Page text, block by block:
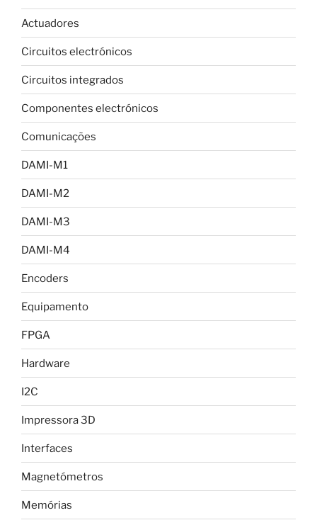
Actuadores
Circuitos electrónicos
Circuitos integrados
Componentes electrónicos
Comunicações
DAMI-M1
DAMI-M2
DAMI-M3
DAMI-M4
Encoders
Equipamento
FPGA
Hardware
I2C
Impressora 3D
Interfaces
Magnetómetros
Memórias